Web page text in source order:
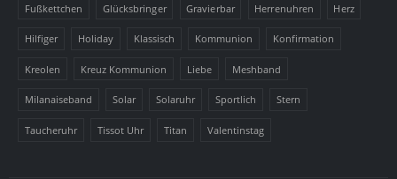
Fußkettchen Glücksbringer Gravierbar Herrenuhren Herz
Hilfiger Holiday Klassisch Kommunion Konfirmation
Kreolen Kreuz Kommunion Liebe Meshband
Milanaiseband Solar Solaruhr Sportlich Stern
Taucheruhr Tissot Uhr Titan Valentinstag